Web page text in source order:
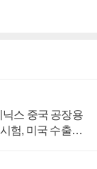
스 중국 공장용
험, 미국 수출통